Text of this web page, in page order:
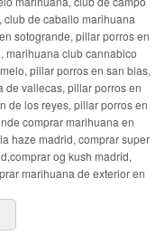
de caballo marihuana
sotogrande, pillar porros en
marihuana club cannabico
pillar porros en san blas,
de vallecas, pillar porros en
de los reyes, pillar porros en
comprar marihuana en
haze madrid, comprar super
og kush madrid,
marihuana de exterior en